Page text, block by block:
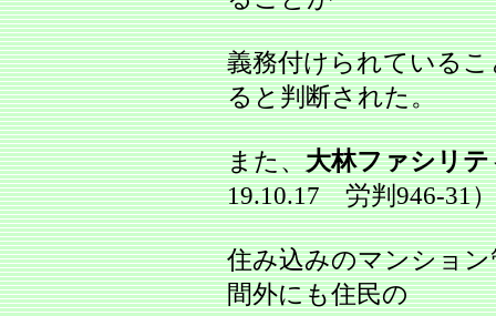
義務付けられている
ると判断された。
また、大林ファシリ
19.10.17 労判946-31
住み込みのマンショ
間外にも住民の